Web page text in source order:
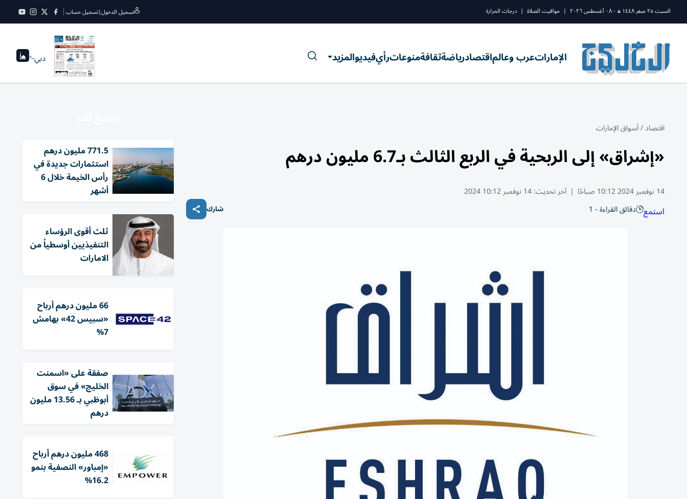
السبت ٢٥ صفر ١٤٤٨ ه - ٠٨ أغسطس ٢٠٢٦ | مواقيت الصلاة | درجات الحرارة تسجيل الدخول|تسجيل حساب
الإماراتعرب وعالماقتصادرياضةثقافةمنوعاترأيفيديوالمزيد دبي--°
اقتصاد/أسواق الإمارات
«إشراق» إلى الربحية في الربع الثالث بـ6.7 مليون درهم
14 نوفمبر 2024 10:12 صباحًا | آخر تحديث:14 نوفمبر 10:12 2024
استمع دقائق القراءة - 1 شارك
771.5 مليون درهم
استثمارات جديدة في
رأس الخيمة خلال 6
أشهر
ثلث أقوى الرؤساء
التنفيذيين أوسطياً من
الامارات
66 مليون درهم أرباح
«سبيس 42» بهامش
7%
صفقة على «اسمنت
الخليج» في سوق
أبوظبي بـ 13.56 مليون
درهم
468 مليون درهم أرباح
«إمباور» النصفية بنمو
16.2%